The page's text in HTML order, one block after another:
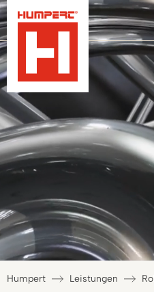
Humpert Leistungen